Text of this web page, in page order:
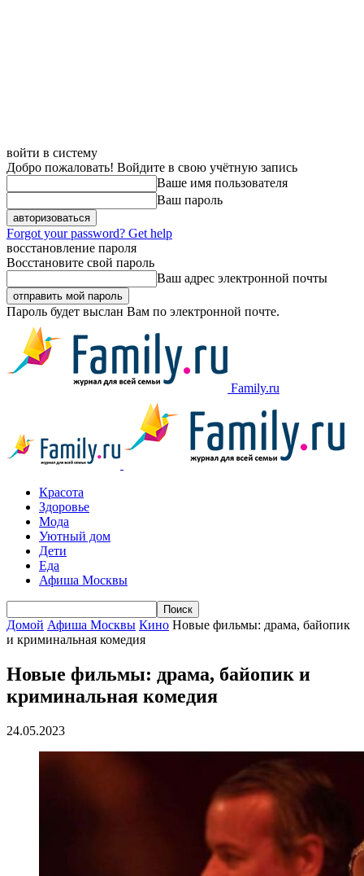
войти в систему
Добро пожаловать! Войдите в свою учётную запись
Ваше имя пользователя
Ваш пароль
Forgot your password? Get help
восстановление пароля
Восстановите свой пароль
Ваш адрес электронной почты
Пароль будет выслан Вам по электронной почте.
Family.ru
Красота
Здоровье
Мода
Уютный дом
Дети
Еда
Афиша Москвы
Домой Афиша Москвы Кино Новые фильмы: драма, байопик
и криминальная комедия
Новые фильмы: драма, байопик и
криминальная комедия
24.05.2023